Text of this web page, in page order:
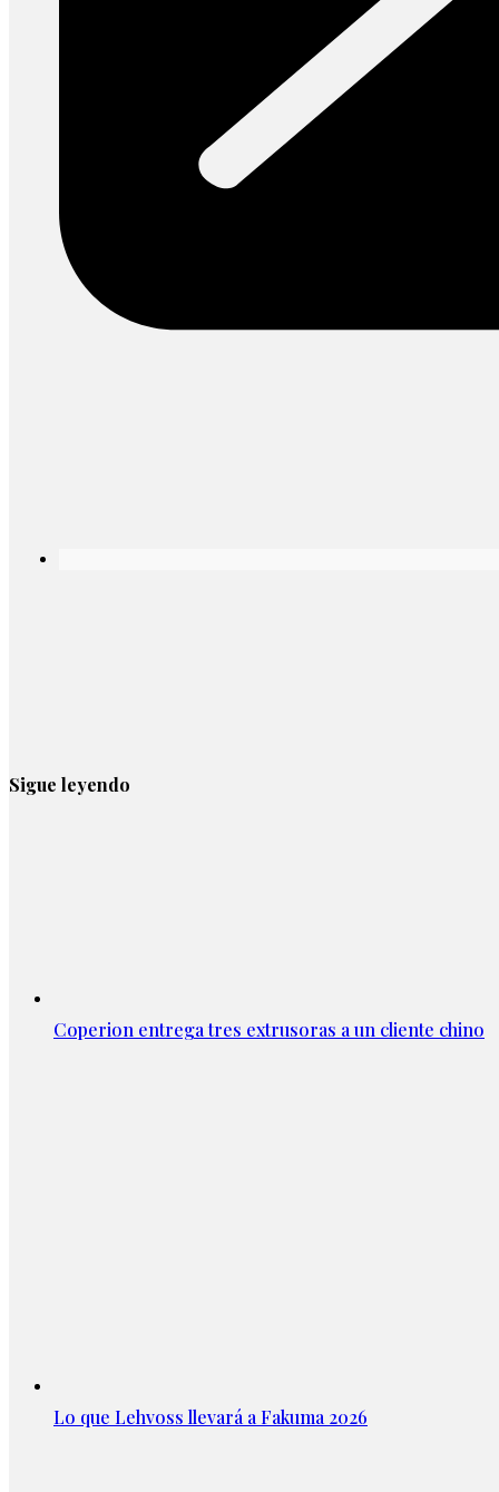
Sigue leyendo
Coperion entrega tres extrusoras a un cliente chino
Lo que Lehvoss llevará a Fakuma 2026